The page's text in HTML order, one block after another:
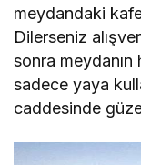
meydandaki
Dilerseniz
sonra meydanın
sadece yaya
caddesinde